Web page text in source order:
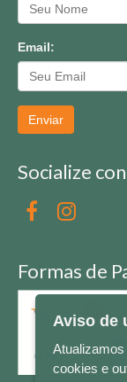
Email:
Enviar
Socialize
Formas de
Aviso de
cookies e